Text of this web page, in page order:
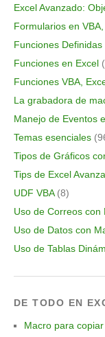
Excel Avanzado:
Formularios en
Funciones
Funciones en Excel
Funciones VBA,
La grabadora de
Manejo de Eventos
Temas esenciales
Tipos de Gráficos
Tips de Excel
UDF VBA(8)
Uso de Correos con
Uso de Datos con
Uso de Tablas
DE TODO EN
Macro para